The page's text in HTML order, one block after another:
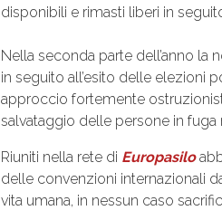
disponibili e rimasti liberi in
Nella seconda parte dell’anno la
in seguito all’esito delle elezioni
approccio fortemente
salvataggio delle persone in fuga
Riuniti nella rete di Europasilo
delle convenzioni internazionali
vita umana, in nessun caso